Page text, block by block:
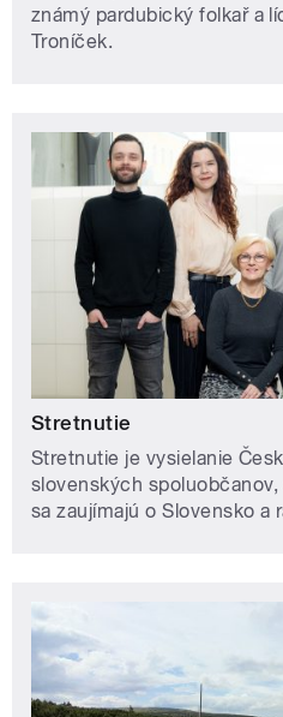
známý pardubický folkař a
Troníček.
Stretnutie
Stretnutie je vysielanie
slovenských
sa zaujímajú o Slovensko a